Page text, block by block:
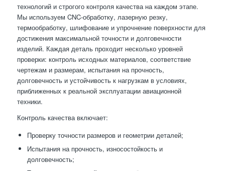
технологий и строгого контроля качества на каждом этапе.
Мы используем CNC-обработку, лазерную резку,
термообработку, шлифование и упрочнение поверхности для
достижения максимальной точности и долговечности
изделий. Каждая деталь проходит несколько уровней
проверки: контроль исходных материалов, соответствие
чертежам и размерам, испытания на прочность,
долговечность и устойчивость к нагрузкам в условиях,
приближенных к реальной эксплуатации авиационной
техники.
Контроль качества включает:
Проверку точности размеров и геометрии деталей;
Испытания на прочность, износостойкость и
долговечность;